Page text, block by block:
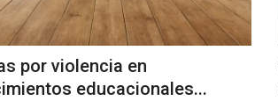
por violencia en
educacionales...